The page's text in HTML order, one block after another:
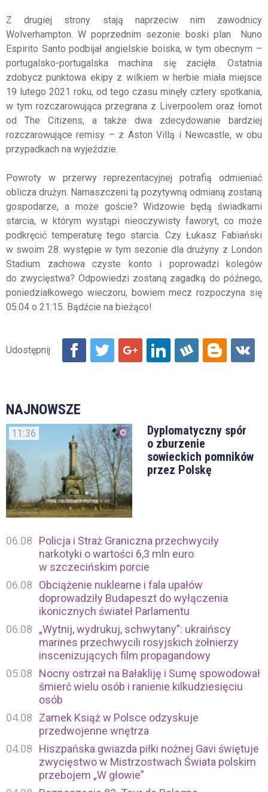
Z drugiej strony stają naprzeciw nim zawodnicy
Wolverhampton. W poprzednim sezonie boski plan Nuno
Espirito Santo podbijał angielskie boiska, w tym obecnym –
portugalsko-portugalska machina się zacięła. Ostatnia
zdobycz punktowa ekipy z wilkiem w herbie miała miejsce
19 lutego 2021 roku, od tego czasu minęły cztery spotkania,
w tym rozczarowująca przegrana z Liverpoolem oraz łomot
od The Citizens, a także dwa zdecydowanie bardziej
rozczarowujące remisy – z Aston Villą i Newcastle, w obu
przypadkach na wyjeździe.
Powroty w przerwy reprezentacyjnej potrafią odmieniać
oblicza drużyn. Namaszczeni tą pozytywną odmianą zostaną
gospodarze, a może goście? Widzowie będą świadkami
starcia, w którym wystąpi nieoczywisty faworyt, co może
podkręcić temperaturę tego starcia. Czy Łukasz Fabiański
w swoim 28. występie w tym sezonie dla drużyny z London
Stadium zachowa czyste konto i poprowadzi kolegów
do zwycięstwa? Odpowiedzi zostaną zagadką do późnego,
poniedziałkowego wieczoru, bowiem mecz rozpoczyna się
05.04 o 21:15. Bądźcie na bieżąco!
NAJNOWSZE
11:36
Dyplomatyczny spór
o zburzenie
sowieckich pomników
przez Polskę
06.08
Policja i Straż Graniczna przechwyciły
narkotyki o wartości 6,3 mln euro
w szczecińskim porcie
06.08
Obciążenie nuklearne i fala upałów
doprowadziły Budapeszt do wyłączenia
ikonicznych świateł Parlamentu
06.08
„Wytnij, wydrukuj, schwytany”: ukraińscy
marines przechwycili rosyjskich żołnierzy
inscenizujących film propagandowy
05.08
Nocny ostrzał na Bałakliję i Sumę spowodował
śmierć wielu osób i ranienie kilkudziesięciu
osób
04.08
Zamek Książ w Polsce odzyskuje
przedwojenne wnętrza
04.08
Hiszpańska gwiazda piłki nożnej Gavi świętuje
zwycięstwo w Mistrzostwach Świata polskim
przebojem „W głowie”